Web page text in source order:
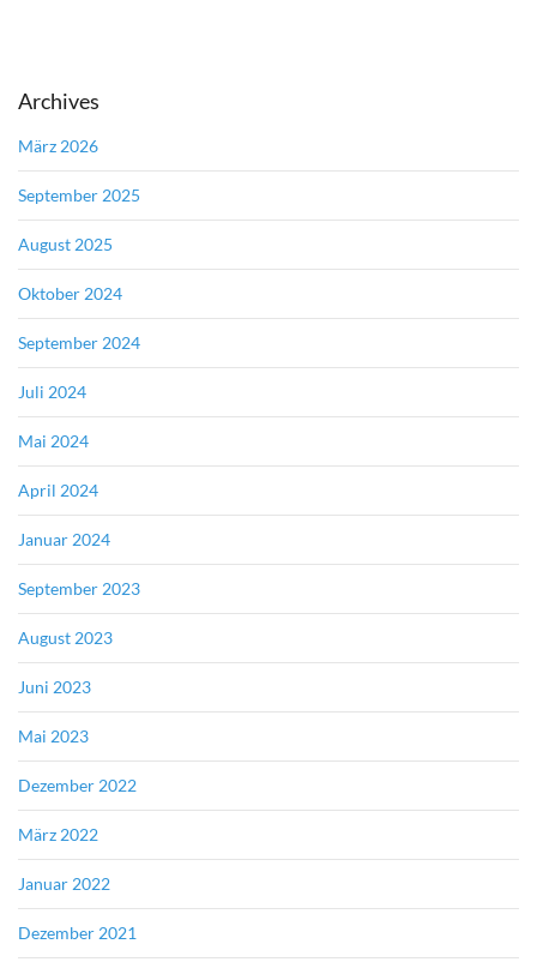
Archives
März 2026
September 2025
August 2025
Oktober 2024
September 2024
Juli 2024
Mai 2024
April 2024
Januar 2024
September 2023
August 2023
Juni 2023
Mai 2023
Dezember 2022
März 2022
Januar 2022
Dezember 2021